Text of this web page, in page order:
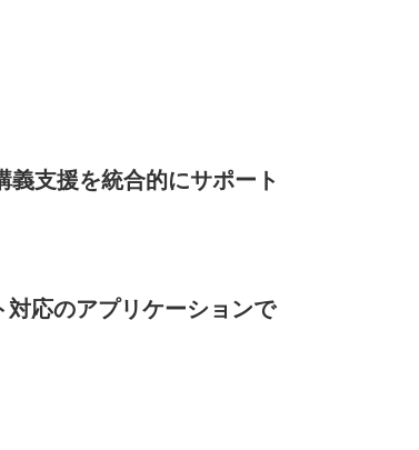
支援を統合的にサポート
応のアプリケーションで